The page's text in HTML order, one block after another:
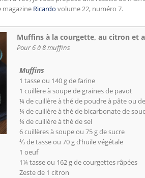
magazine Ricardo volume 22, numéro 7.
Muffins à la courgette, au citron et
Pour 6 à 8 muffins
Muffins
1 tasse ou 140 g de farine
1 cuillère à soupe de graines de pavot
¼ de cuillère à thé de poudre à pâte ou
¼ de cuillère à thé de bicarbonate de
¼ de cuillère à thé de sel
6 cuillères à soupe ou 75 g de sucre
⅓ de tasse ou 70 g d’huile végétale
1 oeuf
1¼ tasse ou 162 g de courgettes râpées
Zeste de 1 citron